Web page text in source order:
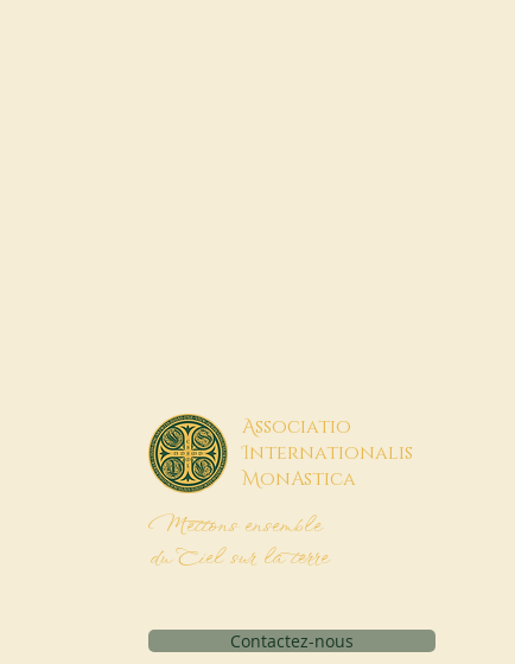
Associatio
Internationalis
MonAstica
Mettons ensemble
du Ciel sur la terre
Contactez-nous